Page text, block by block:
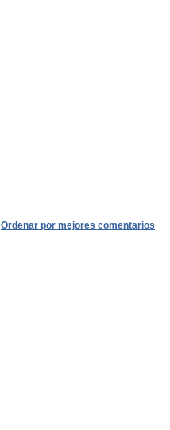
Ordenar por mejores comentarios